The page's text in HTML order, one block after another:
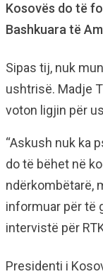
Kosovës do të
Bashkuara të
Sipas tij, nuk
ushtrisë. Madje
voton ligjin për
“Askush nuk ka
do të bëhet në
ndërkombëtarë,
informuar për të
intervistë për
Presidenti i